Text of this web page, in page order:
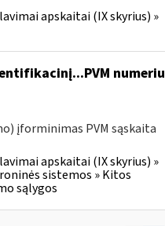
apskaitai (IX skyrius) »
numeriu
įforminimas PVM sąskaita
apskaitai (IX skyrius) »
sistemos » Kitos
sąlygos